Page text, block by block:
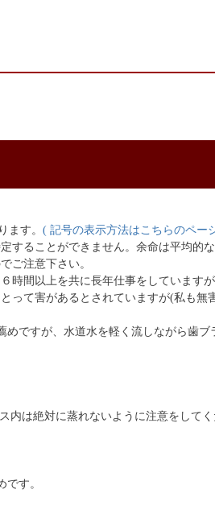
ます。 ( 記号の表示方法はこちらのペー
することができません。余命は平均的
ご注意下さい。
時間以上を共に長年仕事をしています
って害があるとされていますが(私も無
ですが、水道水を軽く流しながら歯ブ
内は絶対に蒸れないように注意をして
す。